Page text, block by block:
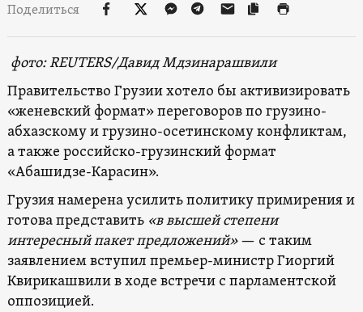
Поделиться
фото: REUTERS/Давид Мдзинарашвили
Правительство Грузии хотело бы активизировать
«женевский формат» переговоров по грузино-
абхазскому и грузино-осетинскому конфликтам,
а также российско-грузинский формат
«Абашидзе-Карасин».
Грузия намерена усилить политику примирения и
готова представить «в высшей степени
интересный пакет предложений»— с таким
заявлением вступил премьер-министр Гиоргий
Квирикашвили в ходе встречи с парламентской
оппозицией.